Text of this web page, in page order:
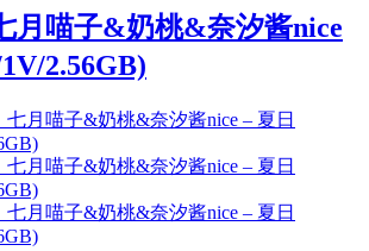
月喵子&奶桃&奈汐酱nice
2.56GB)